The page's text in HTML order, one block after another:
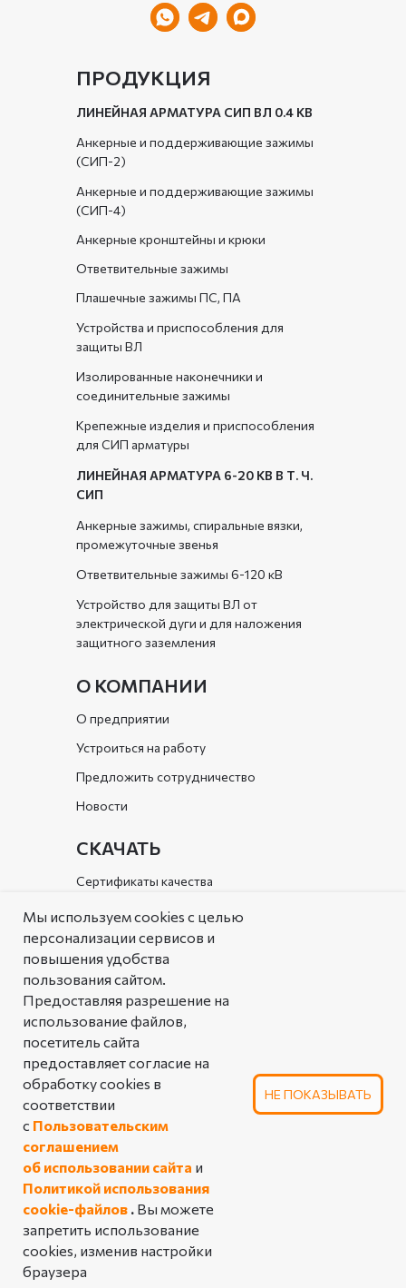
Мы используем cookies с целью
персонализации сервисов и
повышения удобства
пользования сайтом.
Предоставляя разрешение на
использование файлов,
посетитель сайта
предоставляет согласие на
обработку cookies в
соответствии
с Пользовательским
соглашением
об использовании сайта и
Политикой использования
cookie-файлов . Вы можете
запретить использование
cookies, изменив настройки
браузера
НЕ ПОКАЗЫВАТЬ
Аналоговая таблица
линейной арматуры
Типовые решения
РЕШЕНИЯ
Каталог
Документы организации
Сертификаты качества
СКАЧАТЬ
Новости
Предложить сотрудничество
Устроиться на работу
О предприятии
О КОМПАНИИ
ЛИНЕЙНАЯ АРМАТУРА 6-20 КВ В Т. Ч.
СИП
Устройство для защиты ВЛ от
электрической дуги и для наложения
защитного заземления
Ответвительные зажимы 6-120 кВ
Анкерные зажимы, спиральные вязки,
промежуточные звенья
Крепежные изделия и приспособления
для СИП арматуры
Изолированные наконечники и
соединительные зажимы
Устройства и приспособления для
защиты ВЛ
Плашечные зажимы ПС, ПА
Ответвительные зажимы
Анкерные кронштейны и крюки
Анкерные и поддерживающие зажимы
(СИП-4)
Анкерные и поддерживающие зажимы
(СИП-2)
ЛИНЕЙНАЯ АРМАТУРА СИП ВЛ 0.4 КВ
ПРОДУКЦИЯ
ПОЛИТИКА КОНФИДЕНЦИАЛЬНОСТИ
© 2025 Производственное предприятие
«Импульс». Все права защищены
ПОЛЬЗОВАТЕЛЬСКОЕ СОГЛАШЕНИЕ
ОБ ИСПОЛЬЗОВАНИИ САЙТА